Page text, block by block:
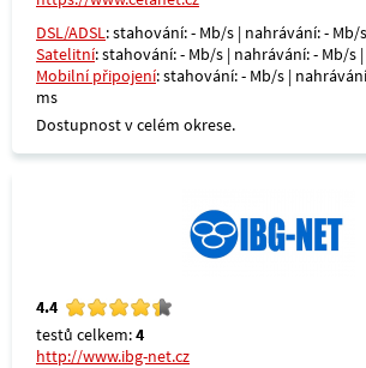
DSL/ADSL: stahování: - Mb/s | nahrávání: - Mb/
Satelitní: stahování: - Mb/s | nahrávání: - Mb/s
Mobilní připojení: stahování: - Mb/s |
ms
Dostupnost v celém okrese.
4.4
testů celkem:4
http://www.ibg-net.cz